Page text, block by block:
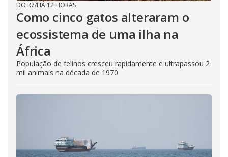
DO R7/HÁ 12 HORAS
Como cinco gatos alteraram o
ecossistema de uma ilha na
África
População de felinos cresceu rapidamente e ultrapassou 2
mil animais na década de 1970